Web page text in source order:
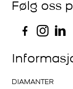
Følg oss
DIAMANTER